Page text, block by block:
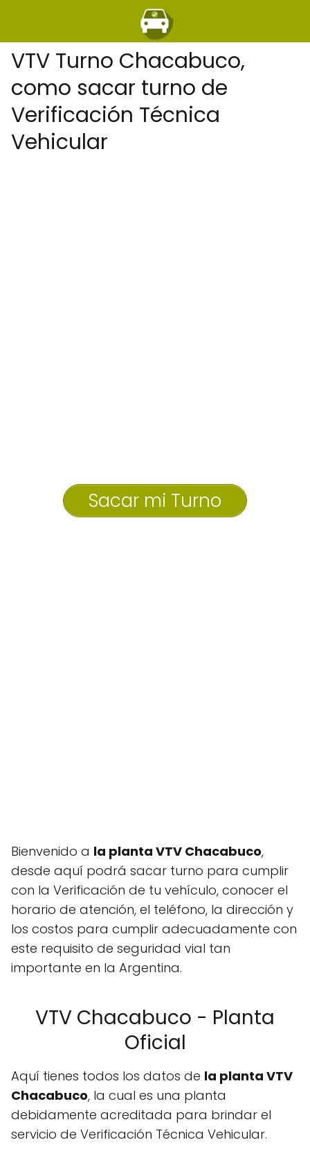
VTV Turno Chacabuco,
como sacar turno de
Verificación Técnica
Vehicular
Sacar mi Turno
Bienvenido a la planta VTV Chacabuco,
desde aquí podrá sacar turno para cumplir
con la Verificación de tu vehículo, conocer el
horario de atención, el teléfono, la dirección y
los costos para cumplir adecuadamente con
este requisito de seguridad vial tan
importante en la Argentina.
VTV Chacabuco - Planta
Oficial
Aquí tienes todos los datos de la planta VTV
Chacabuco, la cual es una planta
debidamente acreditada para brindar el
servicio de Verificación Técnica Vehicular.